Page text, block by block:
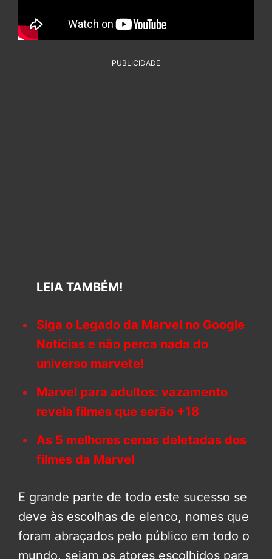
PUBLICIDADE
LEIA TAMBÉM!
Siga o Legado da Marvel no Google
Notícias e não perca nada do
universo marvete!
Marvel para adultos: vazamento
revela filmes que serão +18
As 5 melhores cenas deletadas dos
filmes da Marvel
E grande parte de todo este sucesso se
deve às escolhas de elenco, nomes que
foram abraçados pelo público em todo o
mundo, sejam os atores escolhidos para